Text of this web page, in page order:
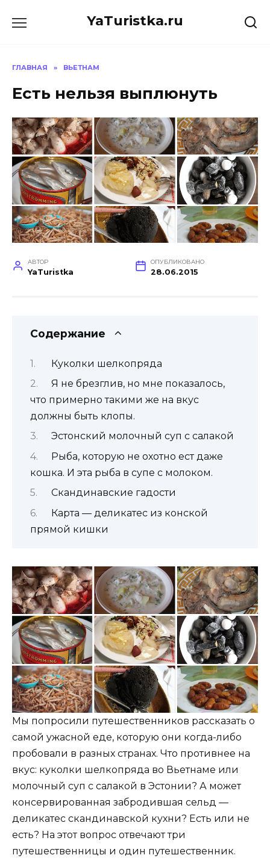
YaTuristka.ru
ГЛАВНАЯ » ВЬЕТНАМ
Есть нельзя выплюнуть
АВТОР
YaTuristka
ОПУБЛИКОВАНО
28.06.2015
Содержание
Куколки шелкопряда
Я не брезглив, но мне показалось,
что примерно такими же на вкус
должны быть клопы.
Эстонский молочный суп с салакой
Рыба, которую не охотно ест даже
кошка. И эта рыба в супе с молоком.
Скандинавские гадости
Карта — деликатес из конской
прямой кишки
Мы попросили путешественников рассказать о
самой ужасной еде, которую они когда-либо
пробовали в разных странах. Что противнее на
вкус: куколки шелкопряда во Вьетнаме или
молочный суп с салакой в Эстонии? А может
консервированная забродившая сельд —
деликатес скандинавской кухни? Есть или не
есть? На этот вопрос отвечают три
путешественницы и один путешественник.